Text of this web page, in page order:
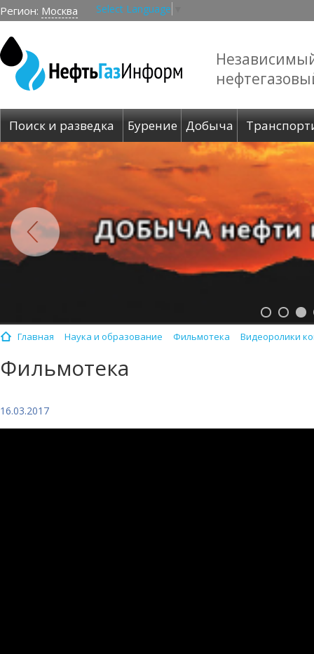
Регион: Москва Select Language
Поиск и разведка Бурение Добыча
Главная Наука и образование Фильмотека Видеоролики
Фильмотека
16.03.2017